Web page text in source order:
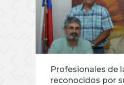
Profesionales de
reconocidos por